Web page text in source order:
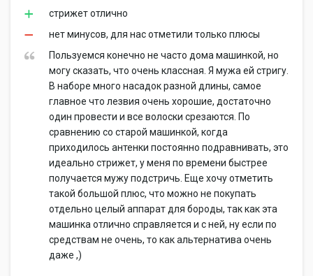
стрижет отлично
нет минусов, для нас отметили только плюсы
Пользуемся конечно не часто дома машинкой, но
могу сказать, что очень классная. Я мужа ей стригу.
В наборе много насадок разной длины, самое
главное что лезвия очень хорошие, достаточно
один провести и все волоски срезаются. По
сравнению со старой машинкой, когда
приходилось антенки постоянно подравнивать, это
идеально стрижет, у меня по времени быстрее
получается мужу подстричь. Еще хочу отметить
такой большой плюс, что можно не покупать
отдельно целый аппарат для бороды, так как эта
машинка отлично справляется и с ней, ну если по
средствам не очень, то как альтернатива очень
даже ,)